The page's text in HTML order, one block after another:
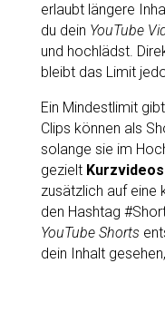
erlaubt längere
du dein YouTube
und hochlädst.
bleibt das Limit
Ein Mindestlimit
Clips können als
solange sie im
gezielt
zusätzlich auf eine
den Hashtag
YouTube Shorts
dein Inhalt